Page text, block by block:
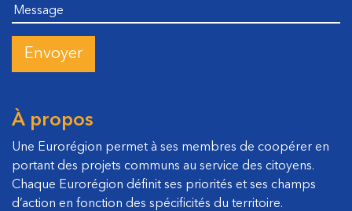
À propos
Une Eurorégion permet à ses membres de coopérer en
portant des projets communs au service des citoyens.
Chaque Eurorégion définit ses priorités et ses champs
d’action en fonction des spécificités du territoire.